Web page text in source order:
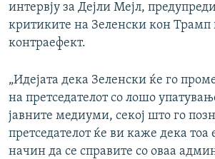
интервју за Дејли Мејл,
критиките на Зеленски кон Трамп
контраефект.
„Идејата дека Зеленски ќе го
на претседателот со лошо
јавните медиуми, секој што го
претседателот ќе ви каже дека тоа
начин да се справите со оваа